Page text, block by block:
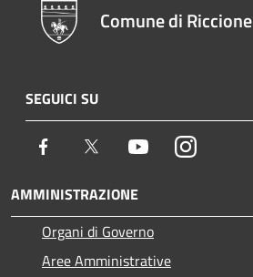
Comune di Riccione
SEGUICI SU
Facebook Twitter YoutubeInstagram
AMMINISTRAZIONE
Organi di Governo
Aree Amministrative